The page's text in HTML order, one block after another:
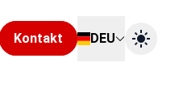
Kontakt DEU